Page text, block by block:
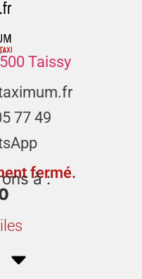
Taissy
77 49
fermé.
à :